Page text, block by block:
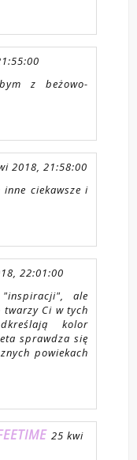
z beżowo-
2018, 21:58:00
ciekawsze i
22:01:00
ale
Ci w tych
kolor
sprawdza się
powiekach
25 kwi